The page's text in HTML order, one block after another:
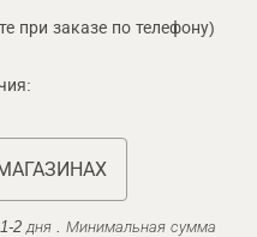
при заказе по телефону)
2 дня . Минимальная сумма